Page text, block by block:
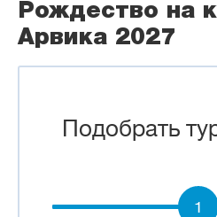
Рождество на
Арвика 2027
Подобрать
1